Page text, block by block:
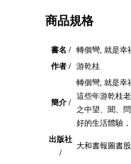
商品規格
書名 /
轉個彎, 就是幸
作者 /
游乾桂
簡介 /
轉個彎, 就是幸
這些年游乾桂
之中望、聞、
好的生活體驗，
出版社
/
大和書報圖書